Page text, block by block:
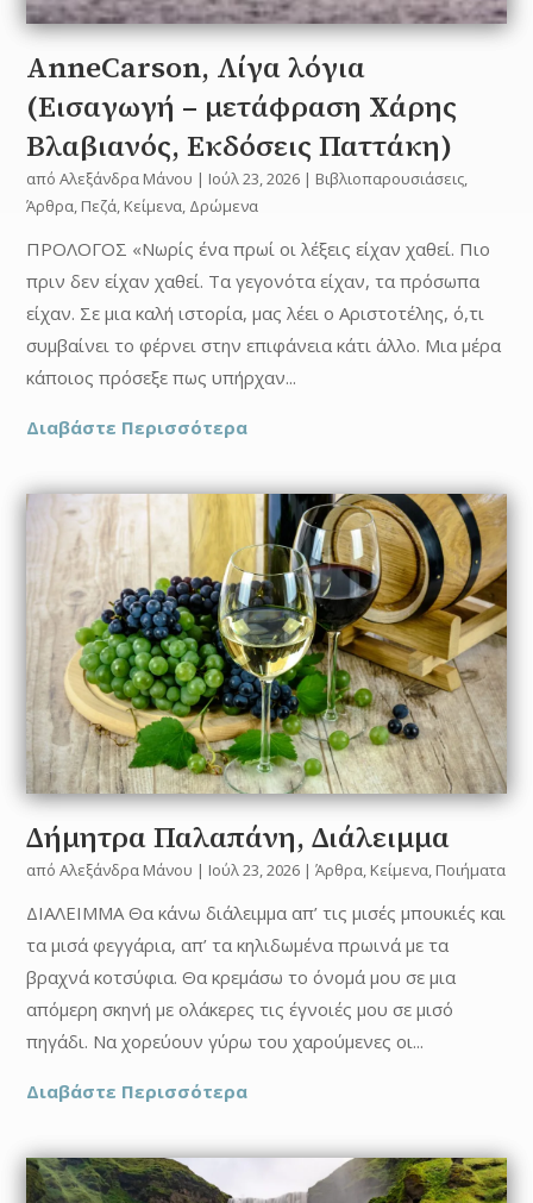
AnneCarson, Λίγα λόγια
(Εισαγωγή – μετάφραση Χάρης
Βλαβιανός, Εκδόσεις Παττάκη)
απόΑλεξάνδρα Μάνου | Ιούλ 23, 2026 | Βιβλιοπαρουσιάσεις
Άρθρα Πεζά Κείμενα Δρώμενα
ΠΡΟΛΟΓΟΣ «Νωρίς ένα πρωί οι λέξεις είχαν χαθεί. Πιο
πριν δεν είχαν χαθεί. Τα γεγονότα είχαν, τα πρόσωπα
είχαν. Σε μια καλή ιστορία, μας λέει ο Αριστοτέλης, ό,τι
συμβαίνει το φέρνει στην επιφάνεια κάτι άλλο. Μια μέρα
κάποιος πρόσεξε πως υπήρχαν...
Διαβάστε Περισσότερα
Δήμητρα Παλαπάνη, Διάλειμμα
απόΑλεξάνδρα Μάνου | Ιούλ 23, 2026 |Άρθρα Κείμενα Ποιήματα
ΔΙΑΛΕΙΜΜΑ Θα κάνω διάλειμμα απ’ τις μισές μπουκιές και
τα μισά φεγγάρια, απ’ τα κηλιδωμένα πρωινά με τα
βραχνά κοτσύφια. Θα κρεμάσω το όνομά μου σε μια
απόμερη σκηνή με ολάκερες τις έγνοιές μου σε μισό
πηγάδι. Να χορεύουν γύρω του χαρούμενες οι...
Διαβάστε Περισσότερα